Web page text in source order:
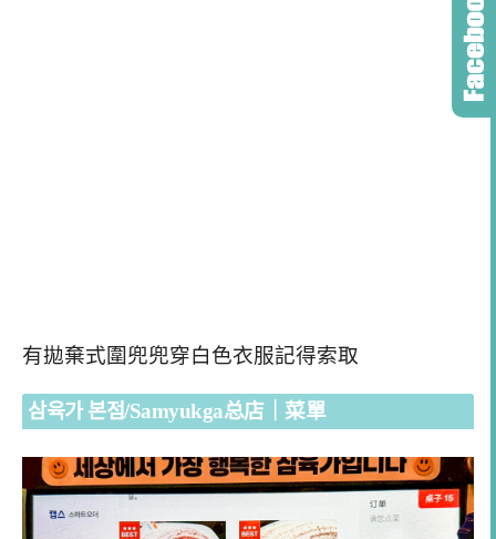
有拋棄式圍兜兜穿白色衣服記得索取
삼육가 본점/Samyukga总店｜菜單